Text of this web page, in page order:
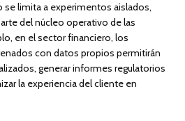
se limita a experimentos aislados,
del núcleo operativo de las
en el sector financiero, los
con datos propios permitirán
generar informes regulatorios
la experiencia del cliente en